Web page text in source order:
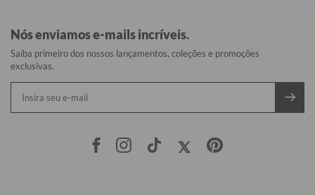
Nós enviamos e-mails incríveis.
Saiba primeiro dos nossos lançamentos, coleções e promoções
exclusivas.